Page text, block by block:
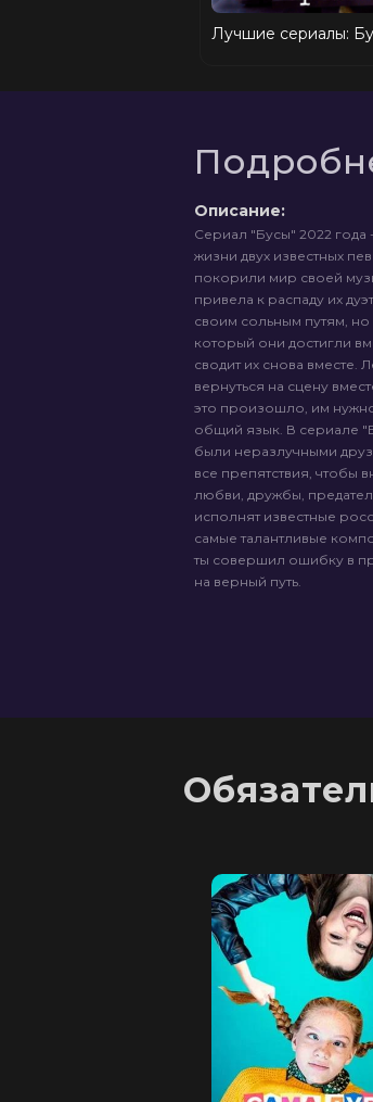
Лучшие сериалы:
Описание:
Сериал "Бусы" 2022 года
жизни двух известных
покорили мир своей
привела к распаду их
своим сольным путям, но
который они достигли
сводит их снова
вернуться на сцену
это произошло, им
общий язык. В сериале
были неразлучными
все препятствия, чтобы
любви, дружбы,
исполнят известные
самые талантливые
ты совершил ошибку в
на верный путь.